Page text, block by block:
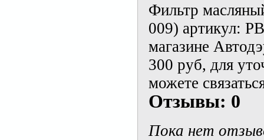
Фильтр
009) артикул:
магазине
300 руб, для
можете
Отзывы: 0
Пока нет